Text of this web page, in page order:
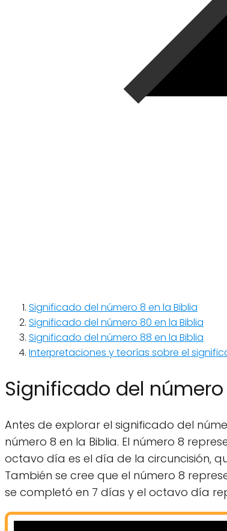
Significado del número 8 en la Biblia
Significado del número 80 en la Biblia
Significado del número 88 en la Biblia
Interpretaciones y teorías sobre el
Significado del
Antes de explorar el significado del
número 8 en la Biblia. El número 8
octavo día es el día de la circuncisión,
También se cree que el número 8
se completó en 7 días y el octavo día